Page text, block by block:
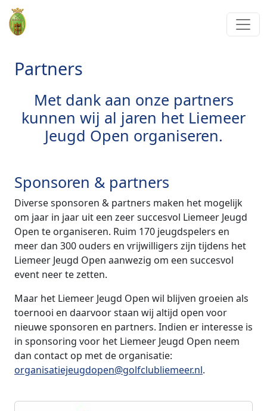
Partners
Met dank aan onze partners
kunnen wij al jaren het Liemeer
Jeugd Open organiseren.
Sponsoren & partners
Diverse sponsoren & partners maken het mogelijk
om jaar in jaar uit een zeer succesvol Liemeer Jeugd
Open te organiseren. Ruim 170 jeugdspelers en
meer dan 300 ouders en vrijwilligers zijn tijdens het
Liemeer Jeugd Open aanwezig om een succesvol
event neer te zetten.
Maar het Liemeer Jeugd Open wil blijven groeien als
toernooi en daarvoor staan wij altijd open voor
nieuwe sponsoren en partners. Indien er interesse is
in sponsoring voor het Liemeer Jeugd Open neem
dan contact op met de organisatie:
organisatiejeugdopen@golfclubliemeer.nl.